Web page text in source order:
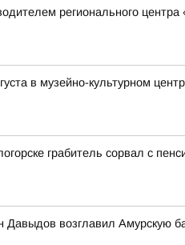
регионального
в музейно-культурном
грабитель сорвал с
Давыдов возглавил Амурскую